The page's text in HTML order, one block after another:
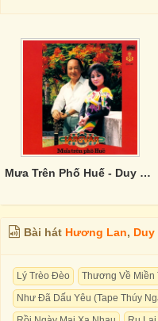
Mưa Trên Phố Huế - Duy Khánh; Hương Lan
Bài hát Hương Lan, Duy
Lý Trèo Đèo Thương Về Miền
Như Đã Dấu Yêu (Tape Thúy